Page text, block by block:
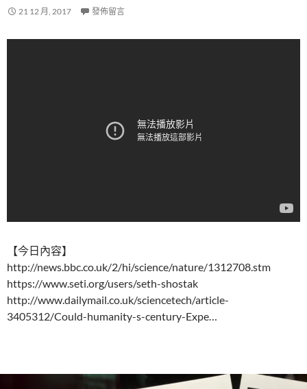
21 12 月, 2017 發佈留言
【今日內容】
http://news.bbc.co.uk/2/hi/science/nature/1312708.stm
https://www.seti.org/users/seth-shostak
http://www.dailymail.co.uk/sciencetech/article-
3405312/Could-humanity-s-century-Expe…